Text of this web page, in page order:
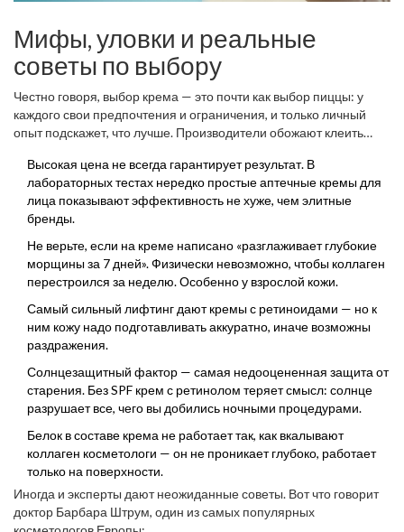
Мифы, уловки и реальные
советы по выбору
Честно говоря, выбор крема — это почти как выбор пиццы: у
каждого свои предпочтения и ограничения, и только личный
опыт подскажет, что лучше. Производители обожают клеить
эффект. Вот где чаще всего подстерегают ловушки:
Высокая цена не всегда гарантирует результат. В
лабораторных тестах нередко простые аптечные кремы для
лица показывают эффективность не хуже, чем элитные
бренды.
Не верьте, если на креме написано «разглаживает глубокие
морщины за 7 дней». Физически невозможно, чтобы коллаген
перестроился за неделю. Особенно у взрослой кожи.
Самый сильный лифтинг дают кремы с ретиноидами — но к
ним кожу надо подготавливать аккуратно, иначе возможны
раздражения.
Солнцезащитный фактор — самая недооцененная защита от
старения. Без SPF крем с ретинолом теряет смысл: солнце
разрушает все, чего вы добились ночными процедурами.
Белок в составе крема не работает так, как вкалывают
коллаген косметологи — он не проникает глубоко, работает
только на поверхности.
Иногда и эксперты дают неожиданные советы. Вот что говорит
доктор Барбара Штрум, один из самых популярных